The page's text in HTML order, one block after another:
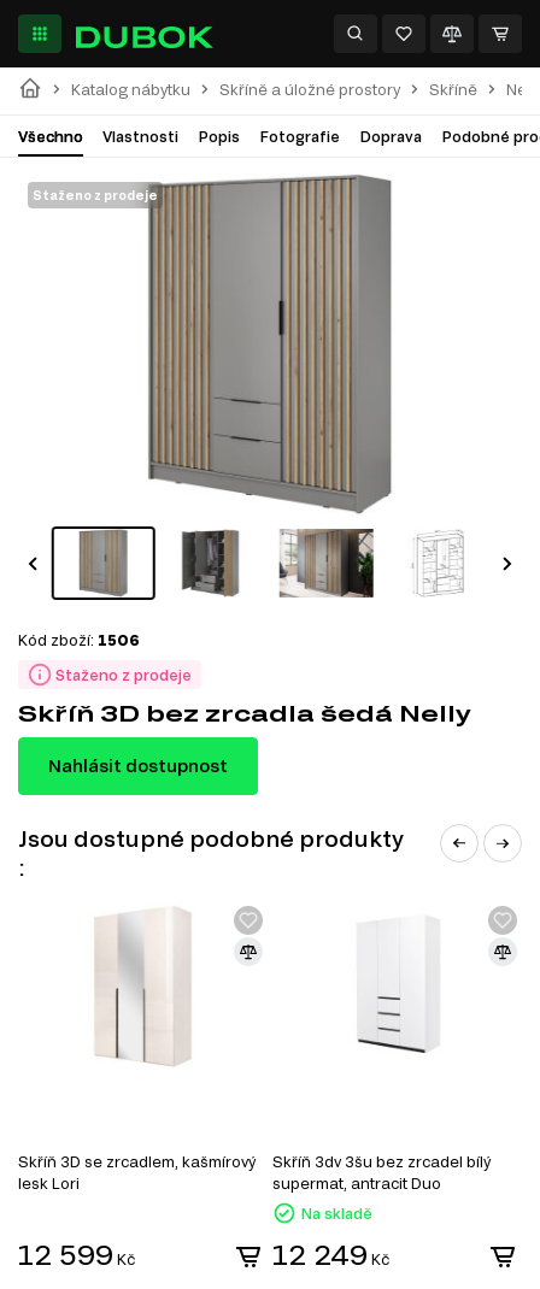
Katalog nábytku Skříně a úložné prostory Skříně Nelly
Všechno Vlastnosti Popis Fotografie Doprava Podobné
Staženo z prodeje
Staženo z prodeje
Kód zboží: 1506
Skříň 3D bez zrcadla šedá Nelly
Nahlásit dostupnost
Jsou dostupné podobné produkty
:
Skříň 3D se zrcadlem, kašmírový
lesk Lori
12 599 Kč
Skříň 3dv 3šu bez zrcadel bílý
supermat, antracit Duo
Na skladě
12 249 Kč